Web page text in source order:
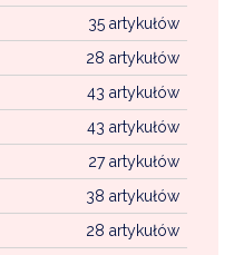
35 artykułów
28 artykułów
43 artykułów
43 artykułów
27 artykułów
38 artykułów
28 artykułów